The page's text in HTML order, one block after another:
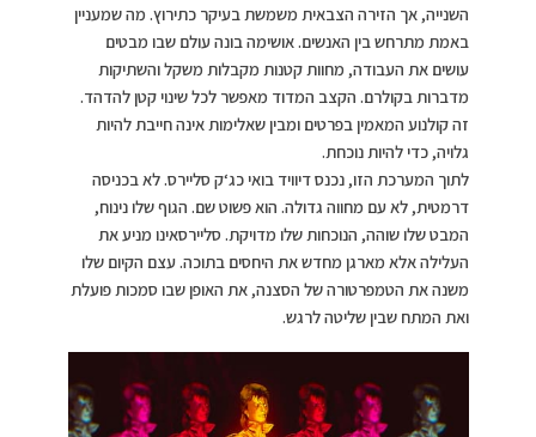
השנייה, אך הזירה הצבאית משמשת בעיקר כתירוץ. מה שמעניין
באמת מתרחש בין האנשים. אושימה בונה עולם שבו מבטים
עושים את העבודה, מחוות קטנות מקבלות משקל והשתיקות
מדברות בקולרם. הקצב המדוד מאפשר לכל שינוי קטן להדהד.
זה קולנוע המאמין בפרטים ומבין שאלימות אינה חייבת להיות
גלויה, כדי להיות נוכחת.
לתוך המערכת הזו, נכנס דיוויד בואי כג‘ק סליירס. לא בכניסה
דרמטית, לא עם מחווה גדולה. הוא פשוט שם. הגוף שלו נינוח,
המבט שלו שוהה, הנוכחות שלו מדויקת. סליירסאינו מניע את
העלילה אלא מארגן מחדש את היחסים בתוכה. עצם הקיום שלו
משנה את הטמפרטורה של הסצנה, את האופן שבו סמכות פועלת
ואת המתח שבין שליטה לרגש.